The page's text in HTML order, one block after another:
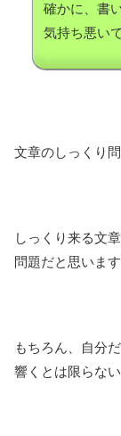
確かに、書
気持ち悪い
文章のしっくり問
しっくり来る文
問題だと思います
もちろん、自分
響くとは限らな